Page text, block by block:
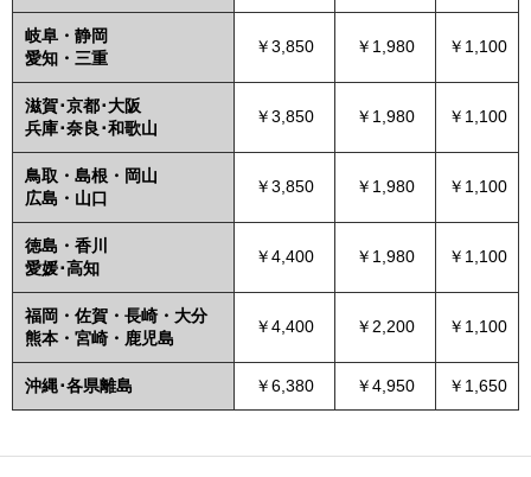
岐阜・静岡
愛知・三重
￥3,850 ￥1,980 ￥1,100
滋賀･京都･大阪
兵庫･奈良･和歌山
￥3,850 ￥1,980 ￥1,100
鳥取・島根・岡山
広島・山口
￥3,850 ￥1,980 ￥1,100
徳島・香川
愛媛･高知
￥4,400 ￥1,980 ￥1,100
福岡・佐賀・長崎・大分
熊本・宮崎・鹿児島
￥4,400 ￥2,200 ￥1,100
沖縄･各県離島 ￥6,380 ￥4,950 ￥1,650